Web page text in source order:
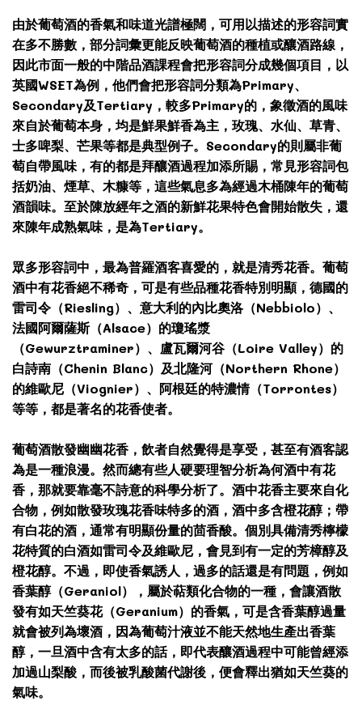
由於葡萄酒的香氣和味道光譜極闊，可用以描述的形容詞實
在多不勝數，部分詞彙更能反映葡萄酒的種植或釀酒路線，
因此市面一般的中階品酒課程會把形容詞分成幾個項目，以
英國WSET為例，他們會把形容詞分類為Primary、
Secondary及Tertiary，較多Primary的，象徵酒的風味
來自於葡萄本身，均是鮮果鮮香為主，玫瑰、水仙、草青、
士多啤梨、芒果等都是典型例子。Secondary的則屬非葡
萄自帶風味，有的都是拜釀酒過程加添所賜，常見形容詞包
括奶油、煙草、木糠等，這些氣息多為經過木桶陳年的葡萄
酒韻味。至於陳放經年之酒的新鮮花果特色會開始散失，還
來陳年成熟氣味，是為Tertiary。
眾多形容詞中，最為普羅酒客喜愛的，就是清秀花香。葡萄
酒中有花香絕不稀奇，可是有些品種花香特別明顯，德國的
雷司令（Riesling）、意大利的內比奧洛（Nebbiolo）、
法國阿爾薩斯（Alsace）的瓊瑤漿
（Gewurztraminer）、盧瓦爾河谷（Loire Valley）的
白詩南（Chenin Blanc）及北隆河（Northern Rhone）
的維歐尼（Viognier）、阿根廷的特濃情（Torrontes）
等等，都是著名的花香使者。
葡萄酒散發幽幽花香，飲者自然覺得是享受，甚至有酒客認
為是一種浪漫。然而總有些人硬要理智分析為何酒中有花
香，那就要靠毫不詩意的科學分析了。酒中花香主要來自化
合物，例如散發玫瑰花香味特多的酒，酒中多含橙花醇；帶
有白花的酒，通常有明顯份量的茴香酸。個別具備清秀檸檬
花特質的白酒如雷司令及維歐尼，會見到有一定的芳樟醇及
橙花醇。不過，即使香氣誘人，過多的話還是有問題，例如
香葉醇（Geraniol），屬於萜類化合物的一種，會讓酒散
發有如天竺葵花（Geranium）的香氣，可是含香葉醇過量
就會被列為壞酒，因為葡萄汁液並不能天然地生產出香葉
醇，一旦酒中含有太多的話，即代表釀酒過程中可能曾經添
加過山梨酸，而後被乳酸菌代謝後，便會釋出猶如天竺葵的
氣味。